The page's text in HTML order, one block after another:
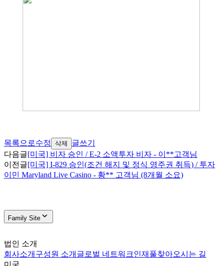
목록으로수정 삭제
글쓰기
다음글[미국] 비자 승인 / E-2 소액투자 비자 - 이**고객님
이전글[미국] I-829 승인(조건 해지 및 정식 영주권 취득) / 투자
이민 Maryland Live Casino - 황** 고객님 (8개월 소요)
Family Site
법인 소개
회사소개 구성원 소개 글로벌 네트워크인재풀찾아오시는 길
미국